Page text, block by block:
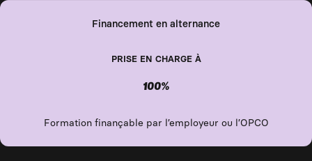
Financement en alternance
PRISE EN CHARGE À
100%
Formation finançable par l’employeur ou l’OPCO